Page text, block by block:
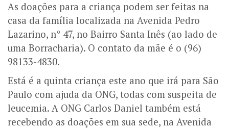
As doações para a criança podem ser feitas na
casa da família localizada na Avenida Pedro
Lazarino, n° 47, no Bairro Santa Inês (ao lado de
uma Borracharia). O contato da mãe é o (96)
98133-4830.
Está é a quinta criança este ano que irá para São
Paulo com ajuda da ONG, todas com suspeita de
leucemia. A ONG Carlos Daniel também está
recebendo as doações em sua sede, na Avenida